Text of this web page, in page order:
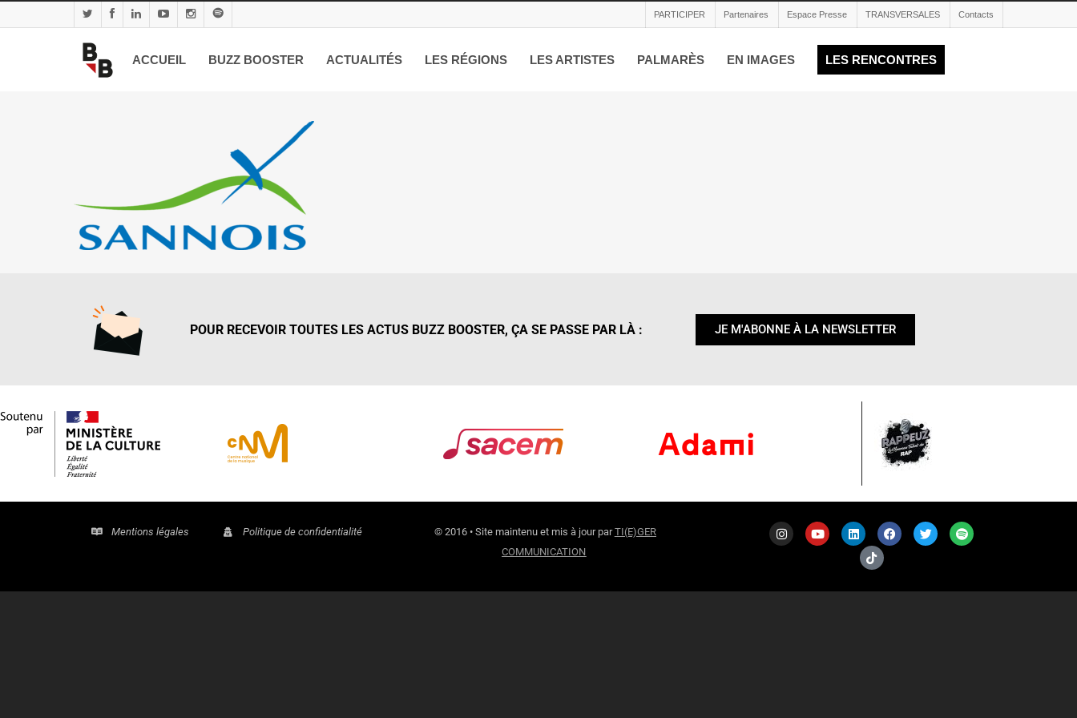
PARTICIPER Partenaires Espace Presse TRANSVERSALES Contacts
ACCUEIL BUZZ BOOSTER ACTUALITÉS LES RÉGIONS LES ARTISTES PALMARÈS EN IMAGES LES RENCONTRES
POUR RECEVOIR TOUTES LES ACTUS BUZZ BOOSTER, ÇA SE PASSE PAR LÀ : JE M'ABONNE À LA NEWSLETTER
Mentions légales Politique de confidentialité © 2016 • Site maintenu et mis à jour parTI(E)GER
COMMUNICATION